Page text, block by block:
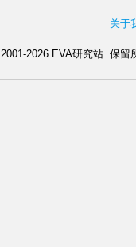
关于
2026 EVA研究站 保